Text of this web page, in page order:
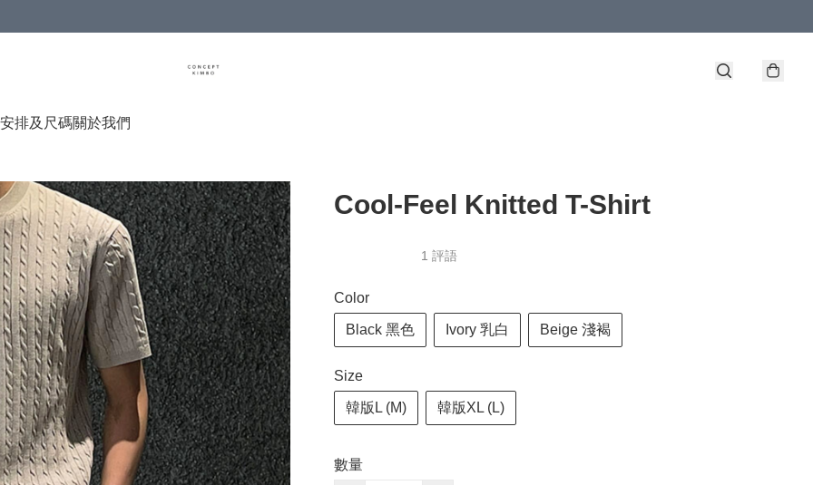
排及尺碼關於我們
Cool-Feel Knitted T-Shirt
1 評語
Color
Black 黑色 Ivory 乳白 Beige 淺褐
Size
韓版L (M) 韓版XL (L)
數量